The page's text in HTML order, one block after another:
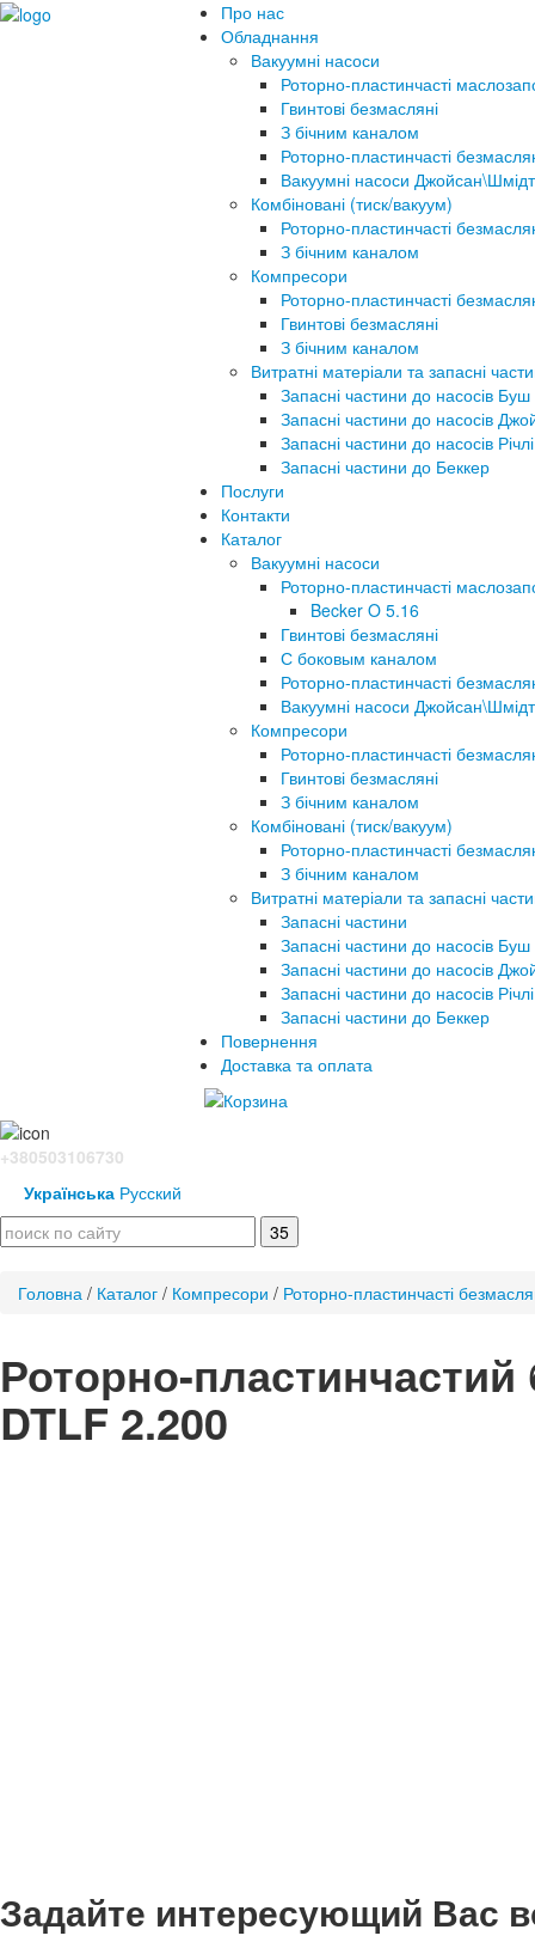
Про нас
Обладнання
Вакуумні насоси
Роторно-пластинчасті
Гвинтові безмасляні
З бічним каналом
Роторно-пластинчасті
Вакуумні насоси Джойсан\Шмідт
Комбіновані (тиск/вакуум)
Роторно-пластинчасті
З бічним каналом
Компресори
Роторно-пластинчасті
Гвинтові безмасляні
З бічним каналом
Витратні матеріали та запасні
Запасні частини до насосів Буш
Запасні частини до насосів
Запасні частини до насосів Річлі
Запасні частини до Беккер
Послуги
Контакти
Каталог
Вакуумні насоси
Роторно-пластинчасті
Becker O 5.16
Гвинтові безмасляні
С боковым каналом
Роторно-пластинчасті
Вакуумні насоси Джойсан\Шмідт
Компресори
Роторно-пластинчасті
Гвинтові безмасляні
З бічним каналом
Комбіновані (тиск/вакуум)
Роторно-пластинчасті
З бічним каналом
Витратні матеріали та запасні
Запасні частини
Запасні частини до насосів Буш
Запасні частини до насосів
Запасні частини до насосів Річлі
Запасні частини до Беккер
Повернення
Доставка та оплата
+380503106730
Українська Русский
Головна / Каталог / Компресори / Роторно-пластинчасті
Роторно-
DTLF 2.200
Задайте интересующий Вас